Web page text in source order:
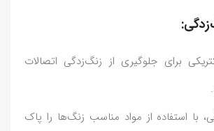
برای جلوگیری از زنگ‌زدگی اتصالات
با استفاده از مواد مناسب زنگ‌ها را پاک